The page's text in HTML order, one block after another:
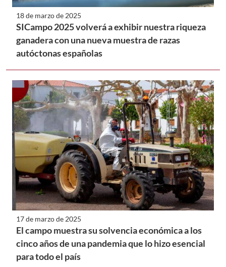
18 de marzo de 2025
SICampo 2025 volverá a exhibir nuestra riqueza
ganadera con una nueva muestra de razas
autóctonas españolas
17 de marzo de 2025
El campo muestra su solvencia económica a los
cinco años de una pandemia que lo hizo esencial
para todo el país